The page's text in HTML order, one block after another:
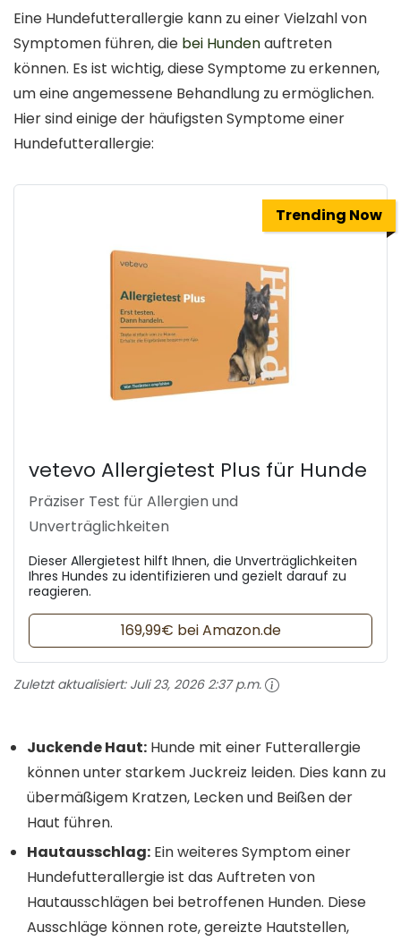
Eine Hundefutterallergie kann zu einer Vielzahl von
Symptomen führen, die bei Hundenauftreten
können. Es ist wichtig, diese Symptome zu erkennen,
um eine angemessene Behandlung zu ermöglichen.
Hier sind einige der häufigsten Symptome einer
Hundefutterallergie:
Trending Now
vetevo Allergietest Plus für Hunde
Präziser Test für Allergien und
Unverträglichkeiten
Dieser Allergietest hilft Ihnen, die Unverträglichkeiten
Ihres Hundes zu identifizieren und gezielt darauf zu
reagieren.
169,99€ bei Amazon.de
Zuletzt aktualisiert: Juli 23, 2026 2:37 p.m.
Juckende Haut: Hunde mit einer Futterallergie
können unter starkem Juckreiz leiden. Dies kann zu
übermäßigem Kratzen, Lecken und Beißen der
Haut führen.
Hautausschlag: Ein weiteres Symptom einer
Hundefutterallergie ist das Auftreten von
Hautausschlägen bei betroffenen Hunden. Diese
Ausschläge können rote, gereizte Hautstellen,